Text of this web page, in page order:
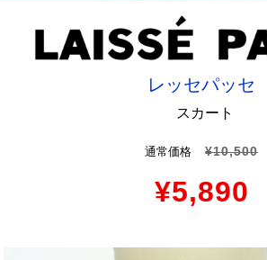
レッセパッセ
スカート
通常価格 ¥10,500
¥5,890